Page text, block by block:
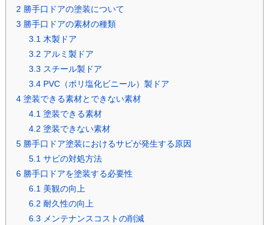
2 勝手口ドアの塗装について
3 勝手口ドアの素材の種類
3.1木製ドア
3.2 アルミ製ドア
3.3 スチール製ドア
3.4PVC（ポリ塩化ビニール）製ドア
4塗装できる素材とできない素材
4.1塗装できる素材
4.2 塗装できない素材
5勝手口ドア塗装におけるサビが発生する原因
5.1サビの対処方法
6勝手口ドアを塗装する必要性
6.1美観の向上
6.2 耐久性の向上
6.3 メンテナンスコストの削減